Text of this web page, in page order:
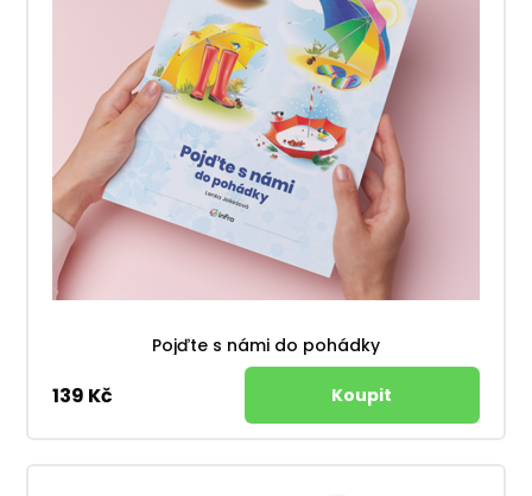
Pojďte s námi do pohádky
139 Kč